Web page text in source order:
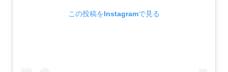
この投稿をInstagramで見る